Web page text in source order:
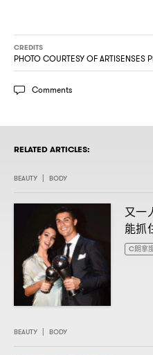
CREDITS
PHOTO COURTESY OF ARTISENSES
Comments
RELATED ARTICLES:
BEAUTY | BODY
又一
能抓
C朗拿
BEAUTY | BODY